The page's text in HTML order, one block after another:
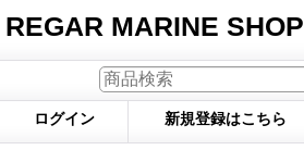
REGAR MARINE SHOP
ログイン 新規登録はこちら